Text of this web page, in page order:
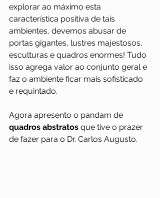
explorar ao máximo esta
característica positiva de tais
ambientes, devemos abusar de
portas gigantes, lustres majestosos,
esculturas e quadros enormes! Tudo
isso agrega valor ao conjunto geral e
faz o ambiente ficar mais sofisticado
e requintado.
Agora apresento o pandam de
quadros abstratos que tive o prazer
de fazer para o Dr. Carlos Augusto.